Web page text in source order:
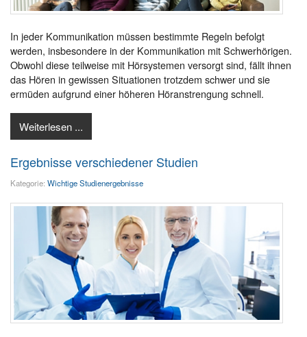
In jeder Kommunikation müssen bestimmte Regeln befolgt
werden, insbesondere in der Kommunikation mit Schwerhörigen.
Obwohl diese teilweise mit Hörsystemen versorgt sind, fällt ihnen
das Hören in gewissen Situationen trotzdem schwer und sie
ermüden aufgrund einer höheren Höranstrengung schnell.
Weiterlesen ...
Ergebnisse verschiedener Studien
Kategorie: Wichtige Studienergebnisse